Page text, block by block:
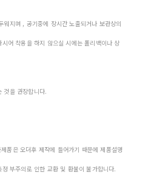
워지며 , 공기중에 장시간 노출되거나 보관상의
어 착용을 하지 않으실 시에는 폴리백이나 상
것을 권장합니다.
품은 오더후 제작에 들어가기 때문에 제품설명
부주의로 인한 교환 및 환불이 불가합니다.